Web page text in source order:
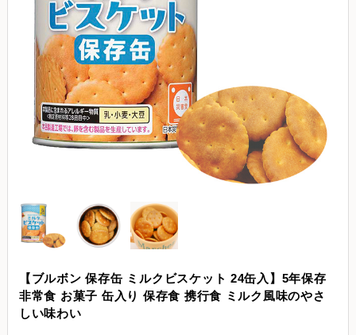
【ブルボン 保存缶 ミルクビスケット 24缶入】5年保存
非常食 お菓子 缶入り 保存食 携行食 ミルク風味のやさ
しい味わい